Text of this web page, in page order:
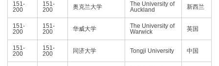
151-
200
151-
200
奥克兰大学
The University of
Auckland
新西兰
151-
200
151-
200
华威大学
The University of
Warwick
英国
151-
200
151-
200
同济大学 Tongji University 中国